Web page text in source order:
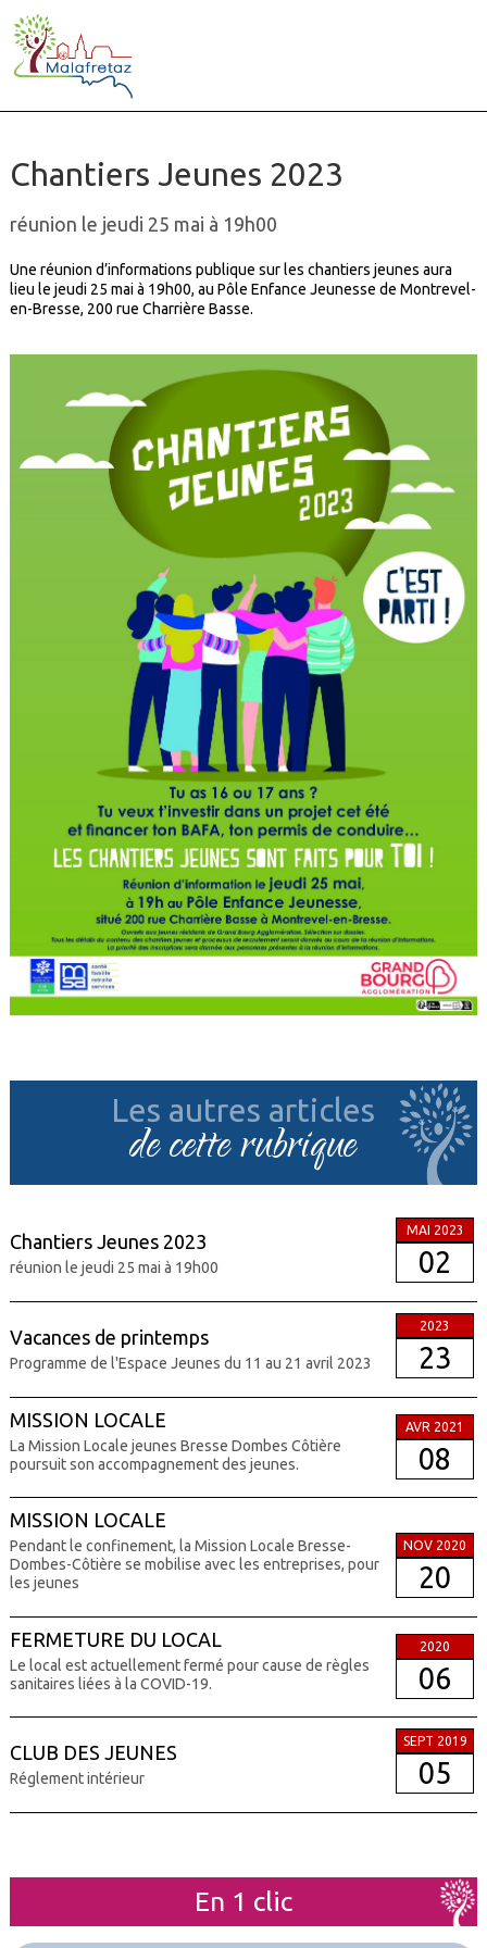
Chantiers Jeunes 2023
réunion le jeudi 25 mai à 19h00
Une réunion d’informations publique sur les chantiers jeunes aura
lieu le jeudi 25 mai à 19h00, au Pôle Enfance Jeunesse de Montrevel-
en-Bresse, 200 rue Charrière Basse.
Les autres articles
de cette rubrique
Chantiers Jeunes 2023
réunion le jeudi 25 mai à 19h00
MAI 2023
02
Vacances de printemps
Programme de l'Espace Jeunes du 11 au 21 avril 2023
2023
23
MISSION LOCALE
La Mission Locale jeunes Bresse Dombes Côtière
poursuit son accompagnement des jeunes.
AVR 2021
08
MISSION LOCALE
Pendant le confinement, la Mission Locale Bresse-
Dombes-Côtière se mobilise avec les entreprises, pour
les jeunes
NOV 2020
20
FERMETURE DU LOCAL
Le local est actuellement fermé pour cause de règles
sanitaires liées à la COVID-19.
2020
06
CLUB DES JEUNES
Réglement intérieur
SEPT 2019
05
En 1 clic